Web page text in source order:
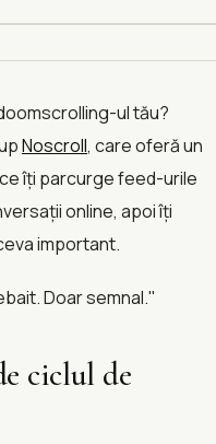
ul tău?
Noscroll, care oferă un
îți parcurge feed-urile
online, apoi îți
important.
Doar semnal."
ciclul de